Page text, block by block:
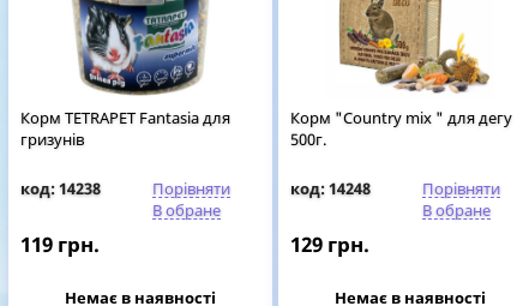
Корм TETRAPET Fantasia для
гризунів
код: 14238
Порівняти
В обране
119 грн.
Немає в наявності
Корм "Country mix " для дегу
500г.
код: 14248
Порівняти
В обране
129 грн.
Немає в наявності